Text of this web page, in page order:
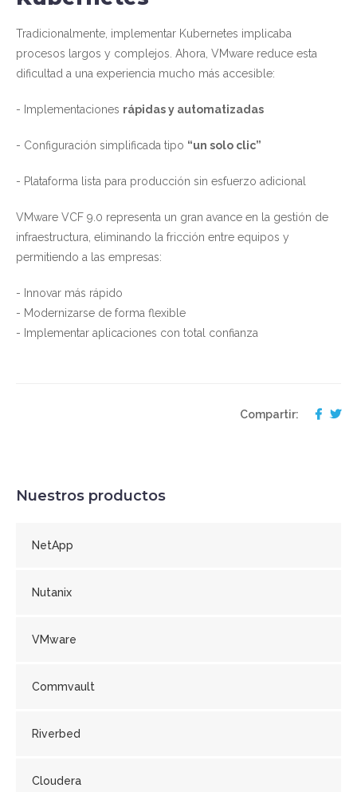
Tradicionalmente, implementar Kubernetes implicaba
procesos largos y complejos. Ahora, VMware reduce esta
dificultad a una experiencia mucho más accesible:
- Implementaciones rápidas y automatizadas
- Configuración simplificada tipo “un solo clic”
- Plataforma lista para producción sin esfuerzo adicional
VMware VCF 9.0 representa un gran avance en la gestión de
infraestructura, eliminando la fricción entre equipos y
permitiendo a las empresas:
- Innovar más rápido
- Modernizarse de forma flexible
- Implementar aplicaciones con total confianza
Compartir:
Nuestros productos
NetApp
Nutanix
VMware
Commvault
Riverbed
Cloudera